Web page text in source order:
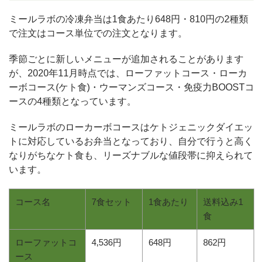
ミールラボの冷凍弁当は1食あたり648円・810円の2種類
で注文はコース単位での注文となります。
季節ごとに新しいメニューが追加されることがあります
が、2020年11月時点では、ローファットコース・ローカ
ーボコース(ケト食)・ウーマンズコース・免疫力BOOSTコ
ースの4種類となっています。
ミールラボのローカーボコースはケトジェニックダイエッ
トに対応しているお弁当となっており、自分で行うと高く
なりがちなケト食も、リーズナブルな値段帯に抑えられて
います。
コース名 7食セット 1食あたり
送料込み1
食
ローファットコ
ース
4,536円 648円 862円